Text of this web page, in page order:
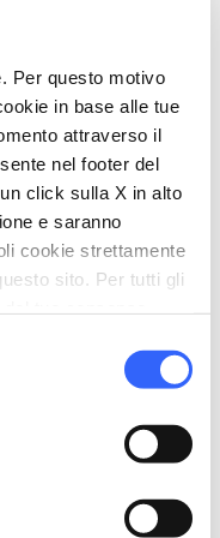
Per questo motivo
in base alle tue
attraverso il
nel footer del
click sulla X in alto
e saranno
cookie strettamente
sito. Per tutti gli